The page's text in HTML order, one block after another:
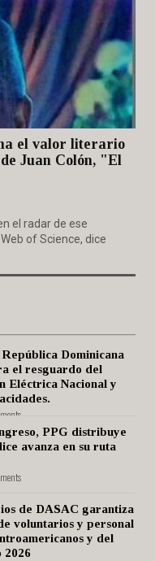
el valor literario
Juan Colón, "El
el radar de ese
of Science, dice
Dominicana
el resguardo del
Eléctrica Nacional y
PPG distribuye
avanza en su ruta
de DASAC garantiza
voluntarios y personal
y del
2026